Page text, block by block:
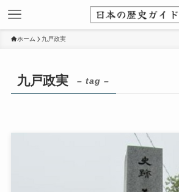
ホーム 九戸政実
九戸政実 – tag –